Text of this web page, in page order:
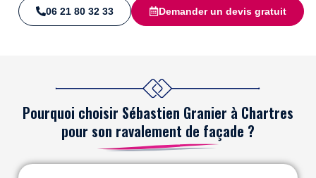
06 21 80 32 33 Demander un devis gratuit
Pourquoi choisir Sébastien Granier à Chartres
pour son ravalement de façade ?